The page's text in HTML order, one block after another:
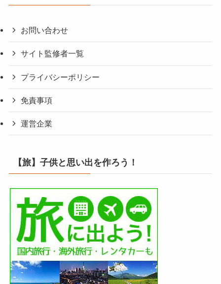
お問い合わせ
サイト監修者一覧
プライバシーポリシー
免責事項
運営企業
【旅】子供と思い出を作ろう！